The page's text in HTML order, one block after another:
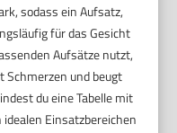
sodass ein Aufsatz,
für das Gesicht
Aufsätze nutzt,
Schmerzen und beugt
du eine Tabelle mit
Einsatzbereichen